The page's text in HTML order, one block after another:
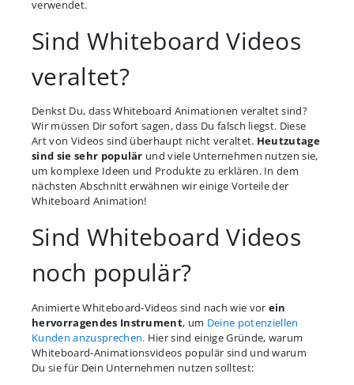
verwendet.
Sind Whiteboard Videos
veraltet?
Denkst Du, dass Whiteboard Animationen veraltet sind?
Wir müssen Dir sofort sagen, dass Du falsch liegst. Diese
Art von Videos sind überhaupt nicht veraltet. Heutzutage
sind sie sehr populär und viele Unternehmen nutzen sie,
um komplexe Ideen und Produkte zu erklären. In dem
nächsten Abschnitt erwähnen wir einige Vorteile der
Whiteboard Animation!
Sind Whiteboard Videos
noch populär?
Animierte Whiteboard-Videos sind nach wie vor ein
hervorragendes Instrument, um Deine potenziellen
Kunden anzusprechen. Hier sind einige Gründe, warum
Whiteboard-Animationsvideos populär sind und warum
Du sie für Dein Unternehmen nutzen solltest: